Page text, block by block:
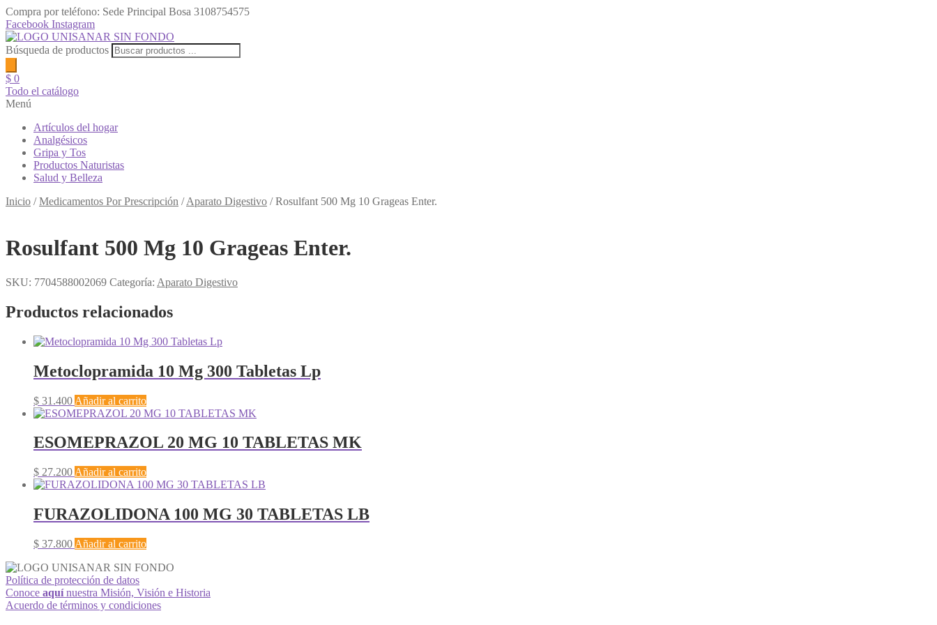
Compra por teléfono: Sede Principal Bosa 3108754575
Facebook Instagram
Búsqueda de productos
$ 0
Todo el catálogo
Menú
Artículos del hogar
Analgésicos
Gripa y Tos
Productos Naturistas
Salud y Belleza
Inicio /Medicamentos Por Prescripción /Aparato Digestivo /Rosulfant 500 Mg 10 Grageas Enter.
Rosulfant 500 Mg 10 Grageas Enter.
SKU: 7704588002069 Categoría: Aparato Digestivo
Productos relacionados
Metoclopramida 10 Mg 300 Tabletas Lp
$ 31.400 Añadir al carrito
ESOMEPRAZOL 20 MG 10 TABLETAS MK
$ 27.200 Añadir al carrito
FURAZOLIDONA 100 MG 30 TABLETAS LB
$ 37.800 Añadir al carrito
Política de protección de datos
Conoce aquínuestra Misión, Visión e Historia
Acuerdo de términos y condiciones